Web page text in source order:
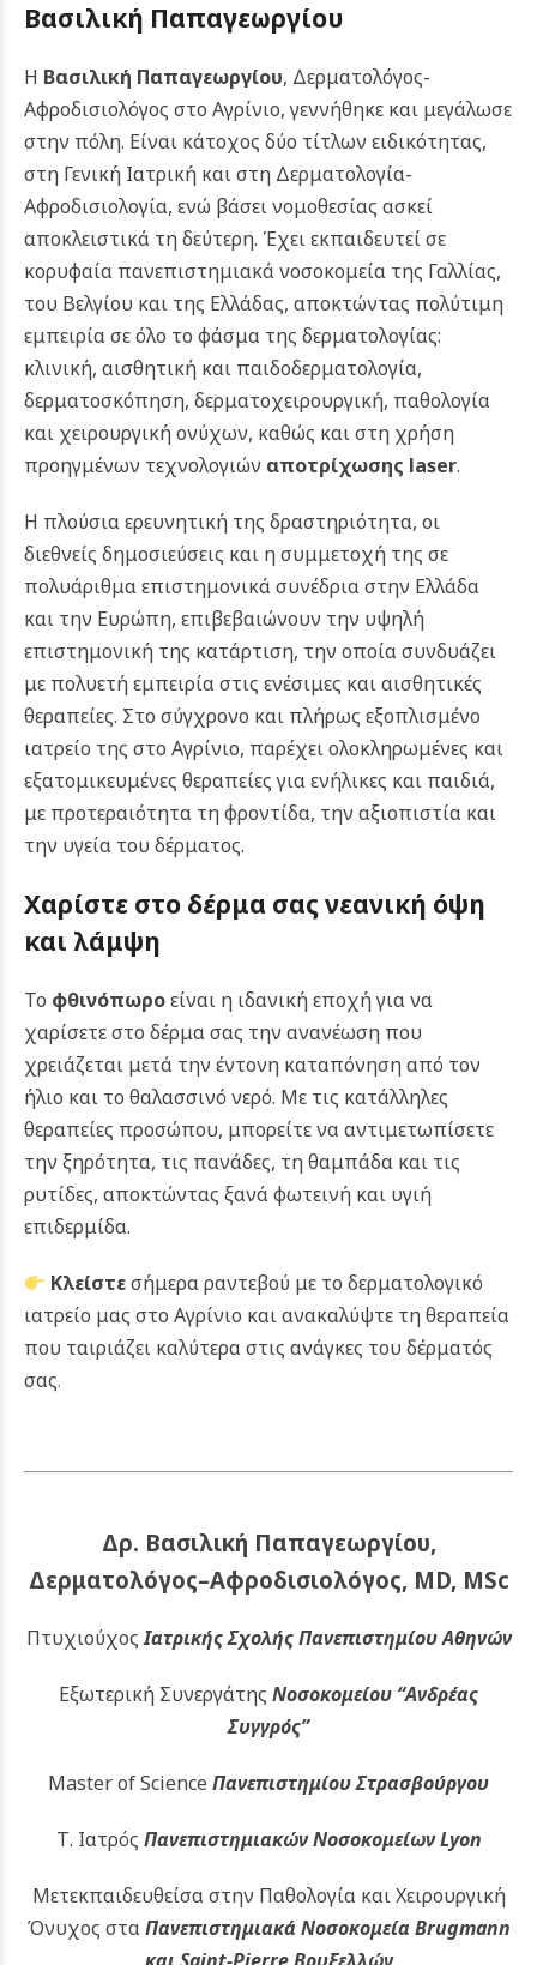
Βασιλική Παπαγεωργίου
Η Βασιλική Παπαγεωργίου, Δερματολόγος-
Αφροδισιολόγος στο Αγρίνιο, γεννήθηκε και μεγάλωσε
στην πόλη. Είναι κάτοχος δύο τίτλων ειδικότητας,
στη Γενική Ιατρική και στη Δερματολογία-
Αφροδισιολογία, ενώ βάσει νομοθεσίας ασκεί
αποκλειστικά τη δεύτερη. Έχει εκπαιδευτεί σε
κορυφαία πανεπιστημιακά νοσοκομεία της Γαλλίας,
του Βελγίου και της Ελλάδας, αποκτώντας πολύτιμη
εμπειρία σε όλο το φάσμα της δερματολογίας:
κλινική, αισθητική και παιδοδερματολογία,
δερματοσκόπηση, δερματοχειρουργική, παθολογία
και χειρουργική ονύχων, καθώς και στη χρήση
προηγμένων τεχνολογιών αποτρίχωσης laser.
Η πλούσια ερευνητική της δραστηριότητα, οι
διεθνείς δημοσιεύσεις και η συμμετοχή της σε
πολυάριθμα επιστημονικά συνέδρια στην Ελλάδα
και την Ευρώπη, επιβεβαιώνουν την υψηλή
επιστημονική της κατάρτιση, την οποία συνδυάζει
με πολυετή εμπειρία στις ενέσιμες και αισθητικές
θεραπείες. Στο σύγχρονο και πλήρως εξοπλισμένο
ιατρείο της στο Αγρίνιο, παρέχει ολοκληρωμένες και
εξατομικευμένες θεραπείες για ενήλικες και παιδιά,
με προτεραιότητα τη φροντίδα, την αξιοπιστία και
την υγεία του δέρματος.
Χαρίστε στο δέρμα σας νεανική όψη
και λάμψη
Το φθινόπωροείναι η ιδανική εποχή για να
χαρίσετε στο δέρμα σας την ανανέωση που
χρειάζεται μετά την έντονη καταπόνηση από τον
ήλιο και το θαλασσινό νερό. Με τις κατάλληλες
θεραπείες προσώπου, μπορείτε να αντιμετωπίσετε
την ξηρότητα, τις πανάδες, τη θαμπάδα και τις
ρυτίδες, αποκτώντας ξανά φωτεινή και υγιή
επιδερμίδα.
Κλείστεσήμερα ραντεβού με το δερματολογικό
ιατρείο μας στο Αγρίνιο και ανακαλύψτε τη θεραπεία
που ταιριάζει καλύτερα στις ανάγκες του δέρματός
σας.
Δρ. Βασιλική Παπαγεωργίου,
Δερματολόγος–Αφροδισιολόγος, MD, MSc
ΠτυχιούχοςΙατρικής Σχολής Πανεπιστημίου Αθηνών
Εξωτερική Συνεργάτης Νοσοκομείου “Ανδρέας
Συγγρός”
Master of Science Πανεπιστημίου Στρασβούργου
Τ. Ιατρός Πανεπιστημιακών Νοσοκομείων Lyon
Μετεκπαιδευθείσα στην Παθολογία και Χειρουργική
Όνυχος σταΠανεπιστημιακά Νοσοκομεία Brugmann